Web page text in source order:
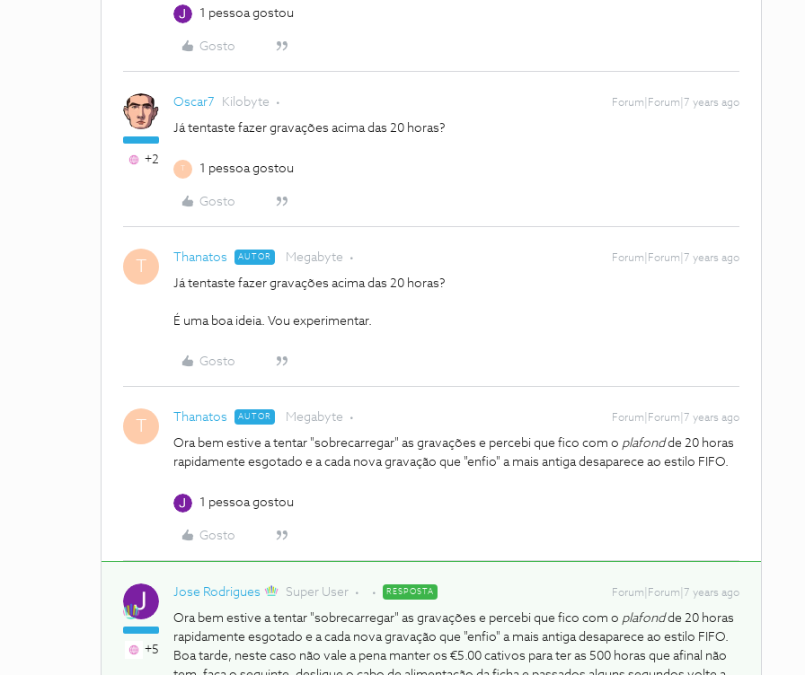
1 pessoa gostou
Gosto
+2
Oscar7 Kilobyte Forum|Forum|7 years ago
Já tentaste fazer gravações acima das 20 horas?
1 pessoa gostou
Gosto
T Thanatos AUTOR Megabyte Forum|Forum|7 years ago
Já tentaste fazer gravações acima das 20 horas?
É uma boa ideia. Vou experimentar.
Gosto
T Thanatos AUTOR Megabyte Forum|Forum|7 years ago
Ora bem estive a tentar "sobrecarregar" as gravações e percebi que fico com o plafondde 20 horas
rapidamente esgotado e a cada nova gravação que "enfio" a mais antiga desaparece ao estilo FIFO.
1 pessoa gostou
Gosto
+5
Jose Rodrigues Super User RESPOSTA Forum|Forum|7 years ago
Ora bem estive a tentar "sobrecarregar" as gravações e percebi que fico com o plafondde 20 horas
rapidamente esgotado e a cada nova gravação que "enfio" a mais antiga desaparece ao estilo FIFO.
Boa tarde, neste caso não vale a pena manter os €5.00 cativos para ter as 500 horas que afinal não